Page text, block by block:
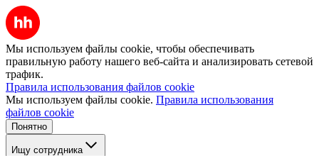
Мы используем файлы cookie, чтобы обеспечивать
правильную работу нашего веб-сайта и анализировать сетевой
трафик.
Правила использования файлов cookie
Мы используем файлы cookie. Правила использования
файлов cookie
Понятно
Ищу сотрудника